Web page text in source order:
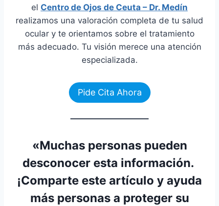
el Centro de Ojos de Ceuta – Dr. Medín
realizamos una valoración completa de tu salud
ocular y te orientamos sobre el tratamiento
más adecuado. Tu visión merece una atención
especializada.
Pide Cita Ahora
«Muchas personas pueden
desconocer esta información.
¡Comparte este artículo y ayuda
más personas a proteger su